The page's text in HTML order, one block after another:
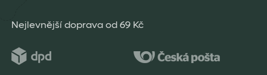
Nejlevnější doprava od 69 Kč